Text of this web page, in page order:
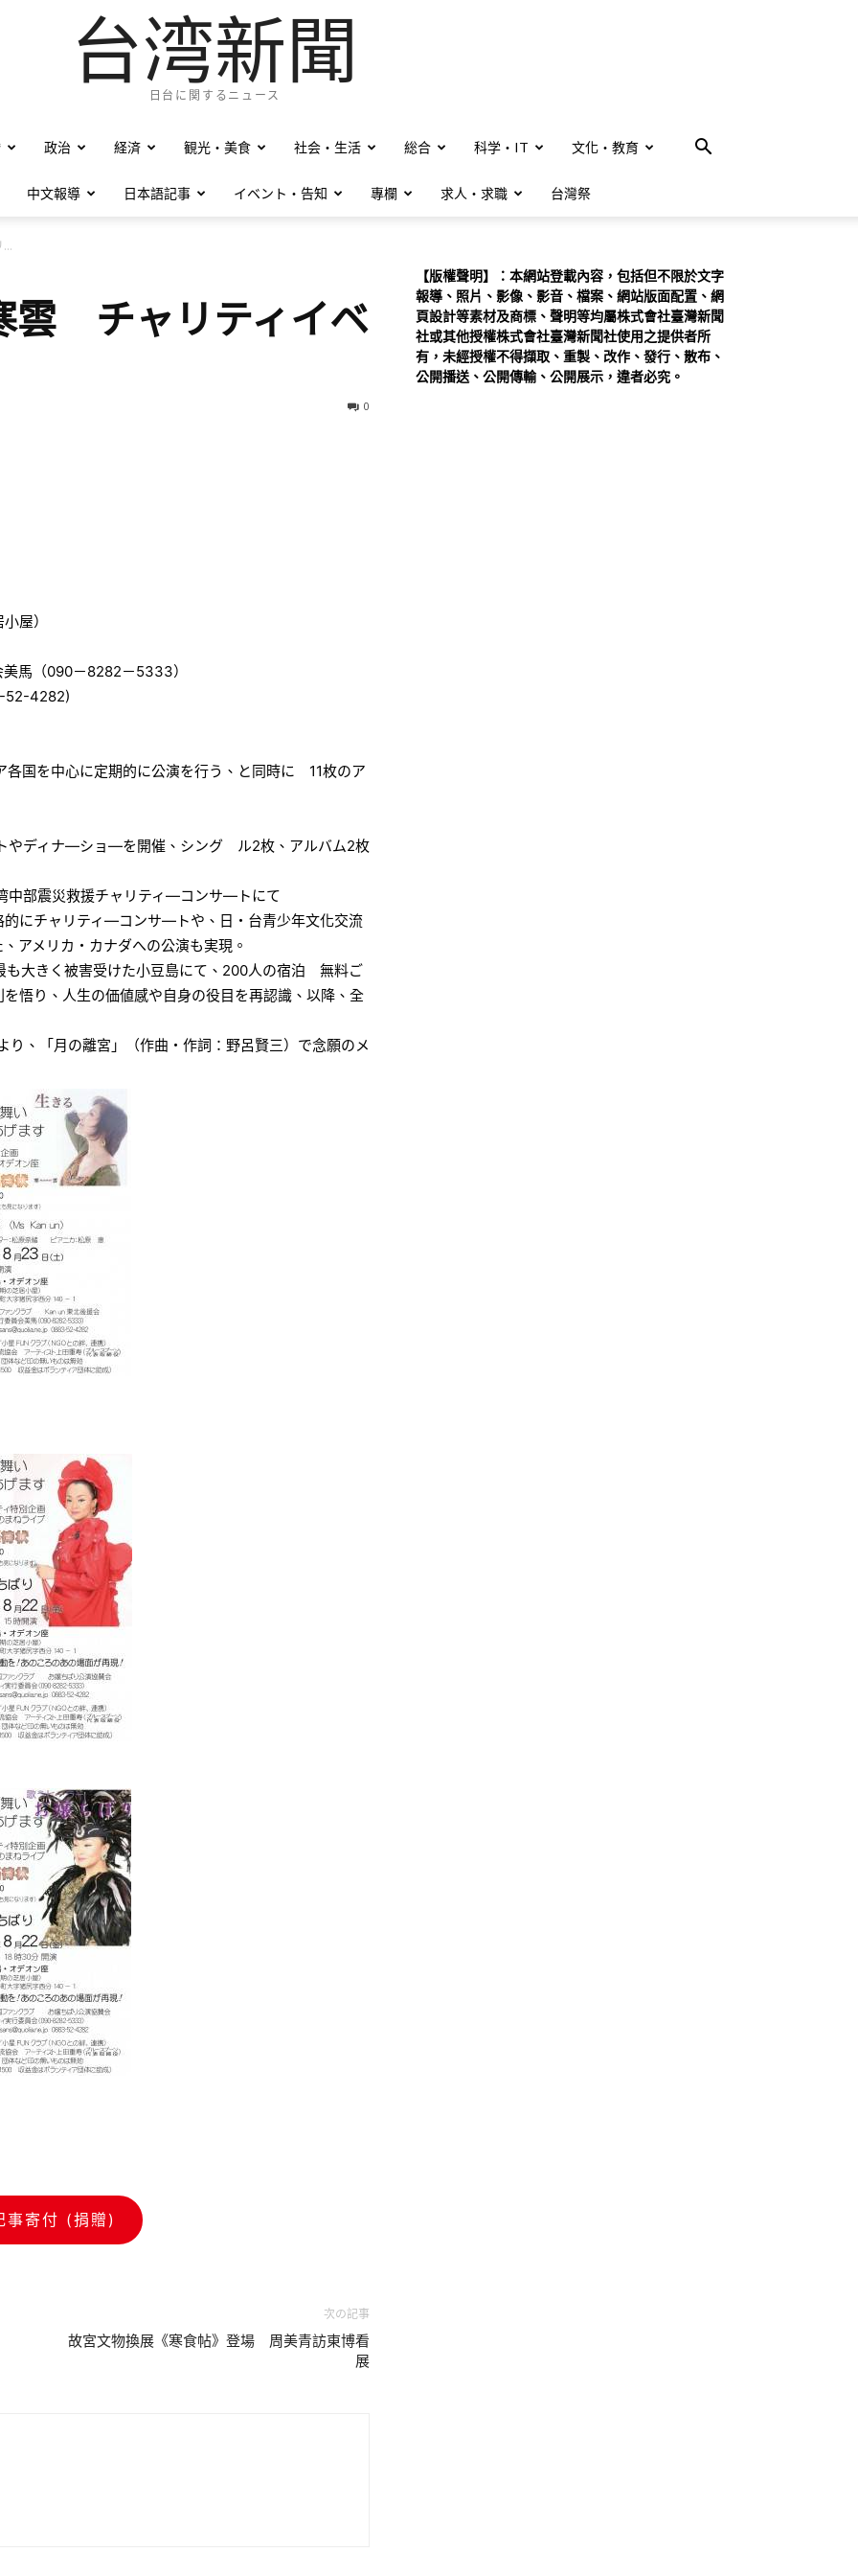
台湾新聞
日台に関するニュース
政治 経済 観光・美食 社会・生活 総合 科学・IT 文化・教育
中文報導 日本語記事 イベント・告知 專欄 求人・求職 台灣祭
チャリティイベ
0
屋）
馬（090－8282－5333）
52-4282)
国を中心に定期的に公演を行う、と同時に 11枚のア
やディナ―ショ―を開催、シング ル2枚、アルバム2枚
中部震災救援チャリティ―コンサ―トにて
にチャリティ―コンサ―トや、日・台青少年文化交流
アメリカ・カナダへの公演も実現。
も大きく被害受けた小豆島にて、200人の宿泊 無料ご
悟り、人生の価値感や自身の役目を再認識、以降、全
、「月の離宮」（作曲・作詞：野呂賢三）で念願のメ
事寄付 (捐贈)
次の記事
故宮文物換展《寒食帖》登場 周美青訪東博看
展
【版權聲明】：本網站登載內容，包括但不限於文字
報導、照片、影像、影音、檔案、網站版面配置、網
頁設計等素材及商標、聲明等均屬株式會社臺灣新聞
社或其他授權株式會社臺灣新聞社使用之提供者所
有，未經授權不得擷取、重製、改作、發行、散布、
公開播送、公開傳輸、公開展示，違者必究。